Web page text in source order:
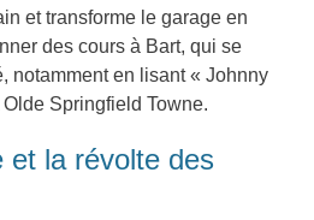
et transforme le garage en
des cours à Bart, qui se
notamment en lisant « Johnny
Springfield Towne.
et la révolte des